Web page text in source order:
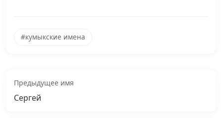
#кумыкские имена
Предыдущее имя
Сергей